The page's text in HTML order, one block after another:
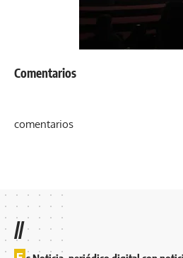
Comentarios
comentarios
//